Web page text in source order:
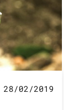
28/02/2019